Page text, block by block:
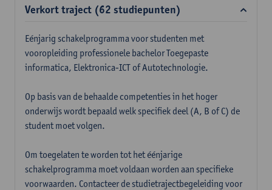
Verkort traject (62 studiepunten)
Eénjarig schakelprogramma voor studenten met
vooropleiding professionele bachelor Toegepaste
informatica, Elektronica-ICT of Autotechnologie.
Op basis van de behaalde competenties in het hoger
onderwijs wordt bepaald welk specifiek deel (A, B of C) de
student moet volgen.
Om toegelaten te worden tot het éénjarige
schakelprogramma moet voldaan worden aan specifieke
voorwaarden. Contacteer de studietrajectbegeleiding voor